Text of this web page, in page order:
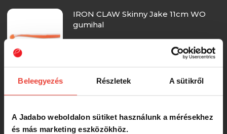
Beleegyezés Részletek A sütikről
A Jadabo weboldalon sütiket használunk a mérésekhez
és más marketing eszközökhöz.
IRON CLAW Skinny Jake 11cm WO
gumihal
IRON CLAW Skinny Jake 11cm CT
gumihal
200 Ft